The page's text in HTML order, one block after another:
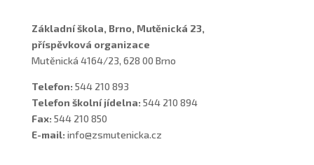
Základní škola, Brno, Mutěnická 23,
příspěvková organizace
Mutěnická 4164/23, 628 00 Brno
Telefon: 544 210 893
Telefon školní jídelna: 544 210 894
Fax: 544 210 850
E-mail: info@zsmutenicka.cz